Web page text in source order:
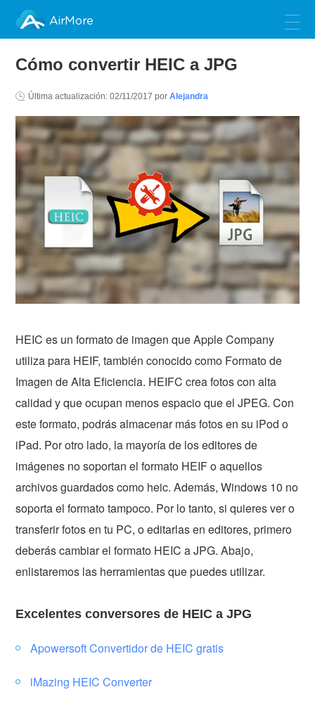
AirMore
Cómo convertir HEIC a JPG
Última actualización:02/11/2017 porAlejandra
HEIC es un formato de imagen que Apple Company
utiliza para HEIF, también conocido como Formato de
Imagen de Alta Eficiencia. HEIFC crea fotos con alta
calidad y que ocupan menos espacio que el JPEG. Con
este formato, podrás almacenar más fotos en su iPod o
iPad. Por otro lado, la mayoría de los editores de
imágenes no soportan el formato HEIF o aquellos
archivos guardados como heic. Además, Windows 10 no
soporta el formato tampoco. Por lo tanto, si quieres ver o
transferir fotos en tu PC, o editarlas en editores, primero
deberás cambiar el formato HEIC a JPG. Abajo,
enlistaremos las herramientas que puedes utilizar.
Excelentes conversores de HEIC a JPG
Apowersoft Convertidor de HEIC gratis
iMazing HEIC Converter